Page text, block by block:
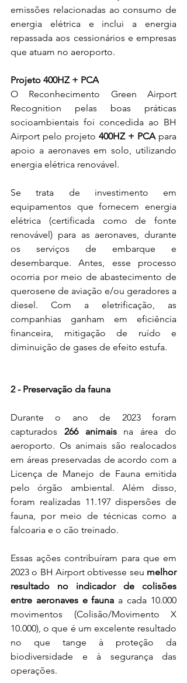
emissões relacionadas ao consumo de
energia elétrica e inclui a energia
repassada aos cessionários e empresas
que atuam no aeroporto.
Projeto 400HZ + PCA
O Reconhecimento Green Airport
Recognition pelas boas práticas
socioambientais foi concedida ao BH
Airport pelo projeto 400HZ + PCA para
apoio a aeronaves em solo, utilizando
energia elétrica renovável.
Se trata de investimento em
equipamentos que fornecem energia
elétrica (certificada como de fonte
renovável) para as aeronaves, durante
os serviços de embarque e
desembarque. Antes, esse processo
ocorria por meio de abastecimento de
querosene de aviação e/ou geradores a
diesel. Com a eletrificação, as
companhias ganham em eficiência
financeira, mitigação de ruído e
diminuição de gases de efeito estufa.
2 - Preservação da fauna
Durante o ano de 2023 foram
capturados 266 animais na área do
aeroporto. Os animais são realocados
em áreas preservadas de acordo com a
Licença de Manejo de Fauna emitida
pelo órgão ambiental. Além disso,
foram realizadas 11.197 dispersões de
fauna, por meio de técnicas como a
falcoaria e o cão treinado.
Essas ações contribuíram para que em
2023 o BH Airport obtivesse seu melhor
resultado no indicador de colisões
entre aeronaves e fauna a cada 10.000
movimentos (Colisão/Movimento X
10.000), o que é um excelente resultado
no que tange à proteção da
biodiversidade e à segurança das
operações.